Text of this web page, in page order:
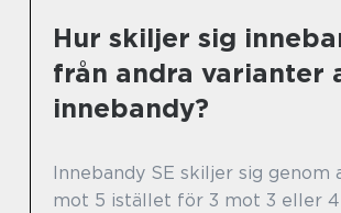
Hur skiljer sig
från andra varianter
innebandy?
Innebandy SE skiljer sig genom
mot 5 istället för 3 mot 3 eller